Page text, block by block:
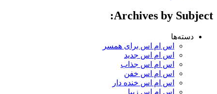
Archives by Subject:
دسته‌ها
اس ام اس برای همسر
اس ام اس جدید
اس ام اس جذاب
اس ام اس خفن
اس ام اس خنده دار
اس ام اس زیبا